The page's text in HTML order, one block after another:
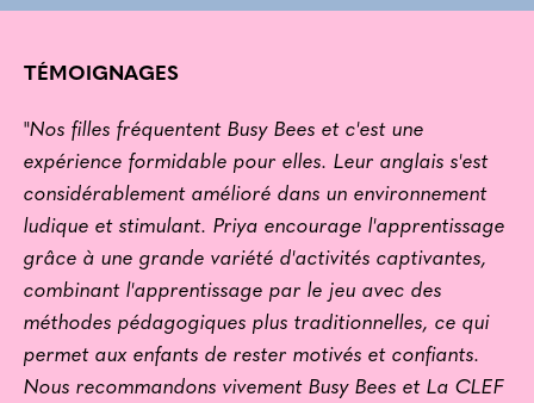
TÉMOIGNAGES
"Nos filles fréquentent Busy Bees et c'est une
expérience formidable pour elles. Leur anglais s'est
considérablement amélioré dans un environnement
ludique et stimulant. Priya encourage l'apprentissage
grâce à une grande variété d'activités captivantes,
combinant l'apprentissage par le jeu avec des
méthodes pédagogiques plus traditionnelles, ce qui
permet aux enfants de rester motivés et confiants.
Nous recommandons vivement Busy Bees et La CLEF